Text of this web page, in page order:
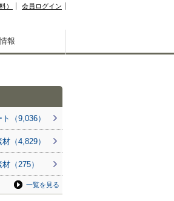
） 会員ログイン
報
（9,036）
（4,829）
（275）
一覧を見る